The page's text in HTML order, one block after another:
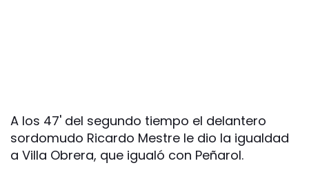
A los 47' del segundo tiempo el delantero
sordomudo Ricardo Mestre le dio la igualdad
a Villa Obrera, que igualó con Peñarol.